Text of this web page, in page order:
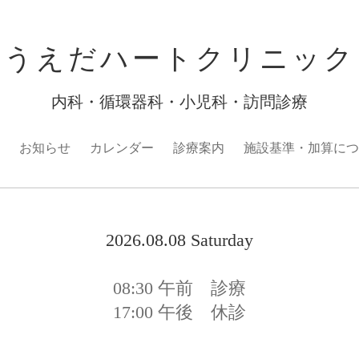
うえだハートクリニック
内科・循環器科・小児科・訪問診療
お知らせ カレンダー 診療案内 施設基準・加算に
2026.08.08 Saturday
08:30 午前 診療
17:00 午後 休診